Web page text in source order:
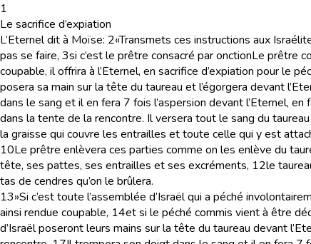
1
Le sacrifice d’expiation
L’Eternel dit à Moïse: 2«Transmets ces instructions aux
pas se faire, 3si c’est le prêtre consacré par onctionLe prêtre
coupable, il offrira à l’Eternel, en sacrifice d’expiation pour le
posera sa main sur la tête du taureau et l’égorgera devant
dans le sang et il en fera 7 fois l’aspersion devant l’Eternel, en
dans la tente de la rencontre. Il versera tout le sang du
la graisse qui couvre les entrailles et toute celle qui y est
10Le prêtre enlèvera ces parties comme on les enlève du
tête, ses pattes, ses entrailles et ses excréments, 12le
tas de cendres qu’on le brûlera.
13»Si c’est toute l’assemblée d’Israël qui a péché
ainsi rendue coupable, 14et si le péché commis vient à être
d’Israël poseront leurs mains sur la tête du taureau devant